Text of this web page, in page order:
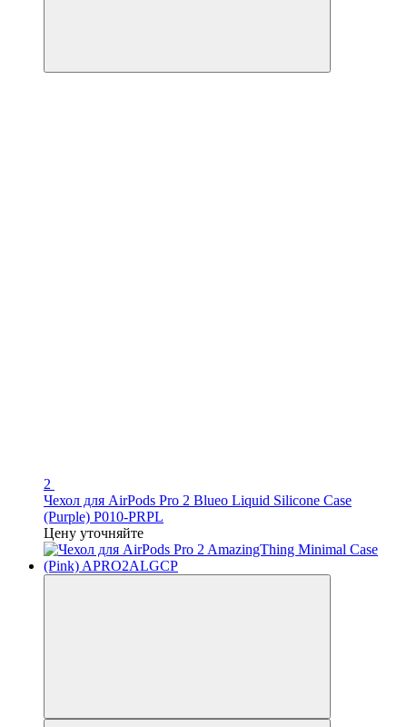
2
Чехол для AirPods Pro 2 Blueo Liquid Silicone Case
(Purple) P010-PRPL
Цену уточняйте